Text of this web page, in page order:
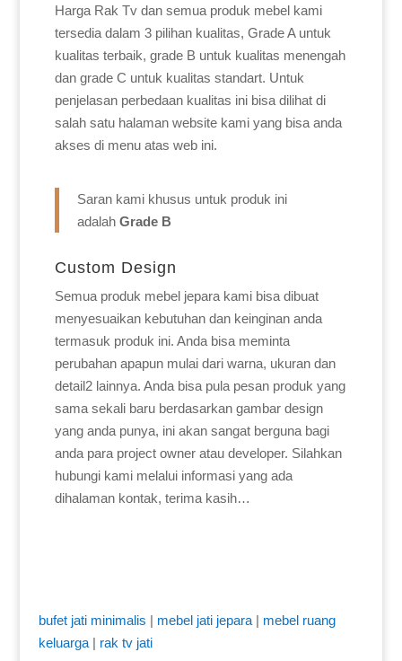
Harga Rak Tv dan semua produk mebel kami
tersedia dalam 3 pilihan kualitas, Grade A untuk
kualitas terbaik, grade B untuk kualitas menengah
dan grade C untuk kualitas standart. Untuk
penjelasan perbedaan kualitas ini bisa dilihat di
salah satu halaman website kami yang bisa anda
akses di menu atas web ini.
Saran kami khusus untuk produk ini
adalah Grade B
Custom Design
Semua produk mebel jepara kami bisa dibuat
menyesuaikan kebutuhan dan keinginan anda
termasuk produk ini. Anda bisa meminta
perubahan apapun mulai dari warna, ukuran dan
detail2 lainnya. Anda bisa pula pesan produk yang
sama sekali baru berdasarkan gambar design
yang anda punya, ini akan sangat berguna bagi
anda para project owner atau developer. Silahkan
hubungi kami melalui informasi yang ada
dihalaman kontak, terima kasih…
bufet jati minimalis | mebel jati jepara| mebel ruang
keluarga| rak tv jati